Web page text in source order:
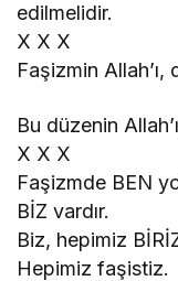
edilmelidir.
X X X
Faşizmin Allah’ı,
Bu düzenin
X X X
Faşizmde BEN
BİZ vardır.
Biz, hepimiz
Hepimiz faşistiz.